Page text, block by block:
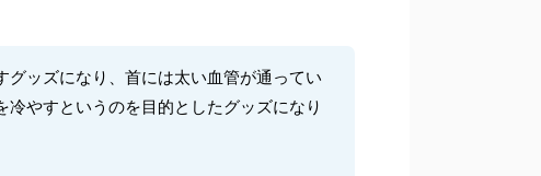
グッズになり、首には太い血管が通ってい
冷やすというのを目的としたグッズになり